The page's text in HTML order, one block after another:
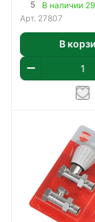
5
В наличии
Арт. 27807
В